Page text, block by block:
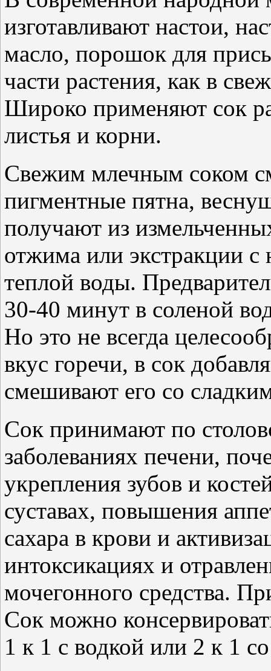
изготавливают настои,
масло, порошок для
части растения, как в
Широко применяют сок
листья и корни.
Свежим млечным соком
пигментные пятна,
получают из
отжима или экстракции
теплой воды.
30-40 минут в соленой
Но это не всегда
вкус горечи, в сок
смешивают его со
Сок принимают по
заболеваниях печени,
укрепления зубов и
суставах, повышения
сахара в крови и
интоксикациях и
мочегонного средства.
Сок можно
1 к 1 с водкой или 2 к 1